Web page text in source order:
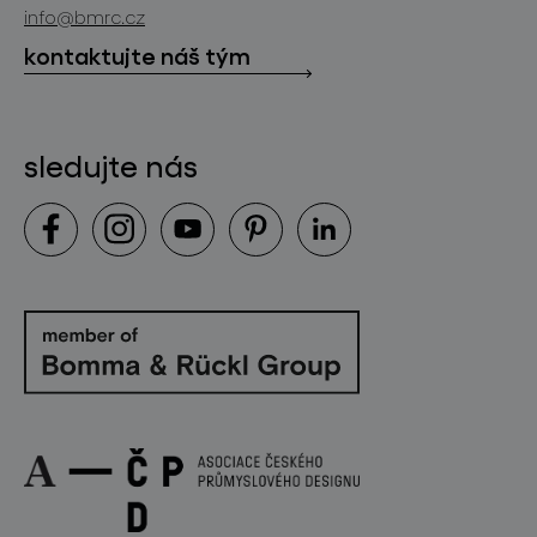
info@bmrc.cz
kontaktujte náš tým
sledujte nás